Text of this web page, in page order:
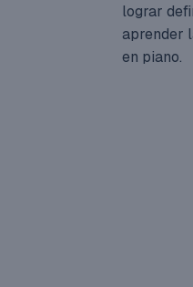
lograr
aprender
en piano.